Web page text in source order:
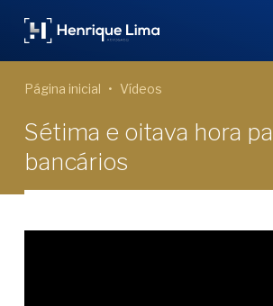
Página inicial Vídeos
Sétima e oitava hora
bancários